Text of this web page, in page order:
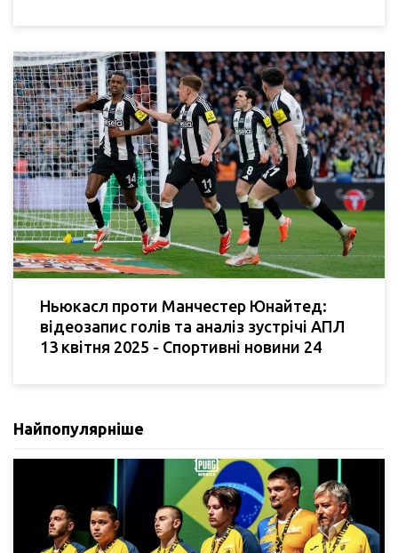
Ньюкасл проти Манчестер Юнайтед:
відеозапис голів та аналіз зустрічі АПЛ
13 квітня 2025 - Спортивні новини 24
Найпопулярніше